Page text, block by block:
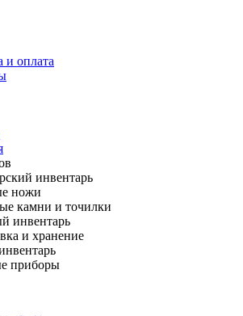
и оплата
инвентарь
ножи
камни и точилки
инвентарь
и хранение
приборы